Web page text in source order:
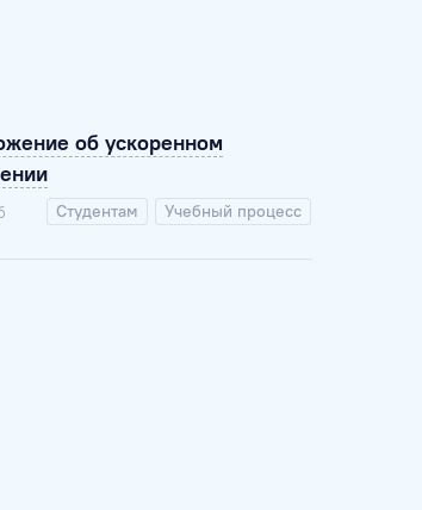
об ускоренном
Студентам Учебный процесс